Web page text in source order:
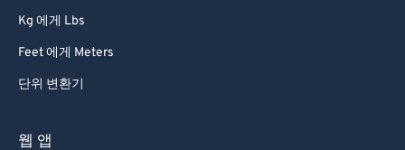
Kg 에게 Lbs
Feet 에게 Meters
단위 변환기
웹 앱